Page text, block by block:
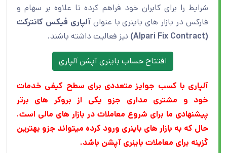
شرایط را برای کابران خود فراهم کرده تا علاوه بر سهام و
فارکس در بازار های باینری با عنوانآلپاری فیکس کانترکت
(Alpari Fix Contract)
نیز فعالیت داشته باشند.
افتتاح حساب باینری آپشن آلپاری
آلپاری با کسب جوایز متعددی برای سطح کیفی خدمات
خود و مشتری مداری جزو یکی از بروکر های برتر
پیشنهادی ما برای شروع معاملات در بازار های مالی است.
حال که به بازار های باینری ورود کرده میتواند جزو بهترین
گزینه برای معاملات باینری آپشن باشد.